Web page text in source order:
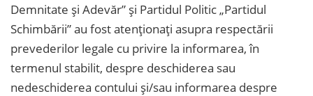
Demnitate și Adevăr” și Partidul Politic „Partidul
Schimbării” au fost atenționați asupra respectării
prevederilor legale cu privire la informarea, în
termenul stabilit, despre deschiderea sau
nedeschiderea contului și/sau informarea despre